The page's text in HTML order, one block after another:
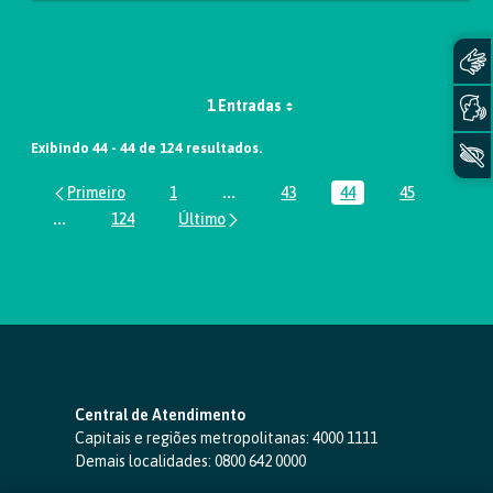
1 Entradas
Exibindo 44 - 44 de 124 resultados.
Página
1 ...Páginas intermediárias Usar ABA
Página
43 Página
44 Página
45
...Páginas intermediárias Usar ABA para navegar.
Página
124
Central de Atendimento
Capitais e regiões metropolitanas: 4000 1111
Demais localidades: 0800 642 0000